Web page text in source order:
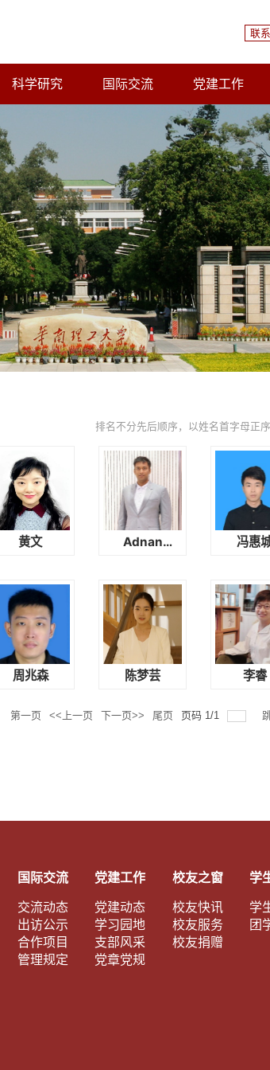
联
科学研究 国际交流 党建工作
排名不分先后顺序，以姓名首字母正序
黄文
Adnan
冯惠
周兆森 陈梦芸 李睿
第一页 <<上一页 下一页>> 尾页 页码 1/1
国际交流
交流动态
出访公示
合作项目
管理规定
党建工作
党建动态
学习园地
支部风采
党章党规
校友之窗
校友快讯
校友服务
校友捐赠
学
学
团